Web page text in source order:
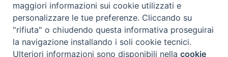
i nostri social
Preferenze Cookie
maggiori informazioni sui cookie utilizzati e
personalizzare le tue preferenze. Cliccando su
"rifiuta" o chiudendo questa informativa proseguirai
la navigazione installando i soli cookie tecnici.
Ulteriori informazioni sono disponibili nellacookie